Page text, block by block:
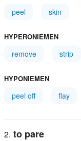
peel skin
HYPERONIEMEN
remove strip
HYPONIEMEN
peel off flay
to pare